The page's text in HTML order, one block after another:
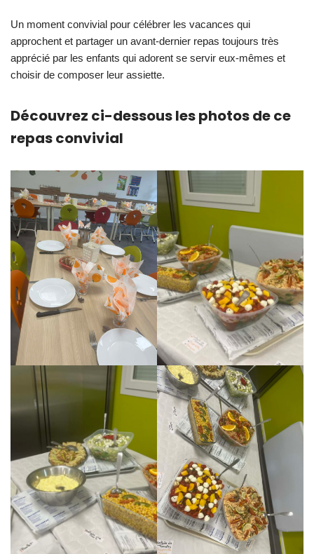
Un moment convivial pour célébrer les vacances qui
approchent et partager un avant-dernier repas toujours très
apprécié par les enfants qui adorent se servir eux-mêmes et
choisir de composer leur assiette.
Découvrez ci-dessous les photos de ce
repas convivial